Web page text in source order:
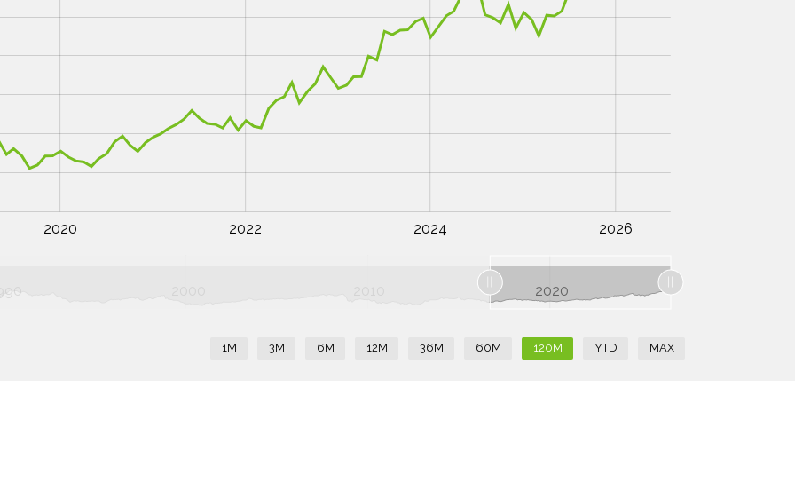
2026
2024
2022
2020
2020
1M 3M 6M 12M 36M 60M 120M YTD MAX